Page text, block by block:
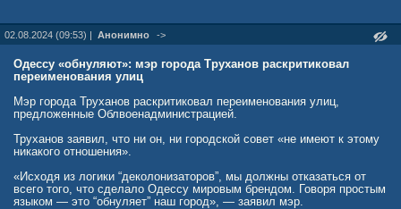
02.08.2024 (09:53) | Анонимно ->
Одессу «обнуляют»: мэр города Труханов раскритиковал
переименования улиц
Мэр города Труханов раскритиковал переименования улиц,
предложенные Облвоенадминистрацией.
Труханов заявил, что ни он, ни городской совет «не имеют к этому
никакого отношения».
«Исходя из логики “деколонизаторов”, мы должны отказаться от
всего того, что сделало Одессу мировым брендом. Говоря простым
языком — это “обнуляет” наш город», — заявил мэр.